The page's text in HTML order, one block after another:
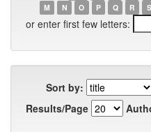
M
N O P Q R S
or enter first few letters:
Sort by:
Results/Page